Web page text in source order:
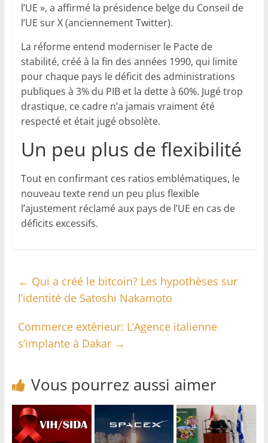
l’UE », a affirmé la présidence belge du Conseil de
l’UE sur X (anciennement Twitter).
La réforme entend moderniser le Pacte de
stabilité, créé à la fin des années 1990, qui limite
pour chaque pays le déficit des administrations
publiques à 3% du PIB et la dette à 60%. Jugé trop
drastique, ce cadre n’a jamais vraiment été
respecté et était jugé obsolète.
Un peu plus de flexibilité
Tout en confirmant ces ratios emblématiques, le
nouveau texte rend un peu plus flexible
l’ajustement réclamé aux pays de l’UE en cas de
déficits excessifs.
← Qui a créé le bitcoin? Les hypothèses sur
l’identité de Satoshi Nakamoto
Commerce extérieur: L’Agence italienne
s’implante à Dakar →
Vous pourrez aussi aimer